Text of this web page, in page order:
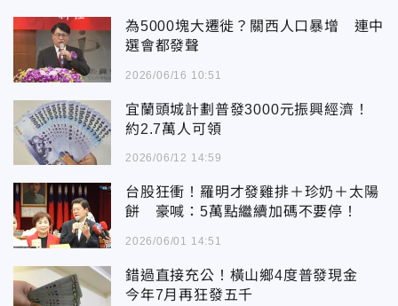
為5000塊大遷徙？關西人口暴增 連中
選會都發聲
2026/06/16 10:51
宜蘭頭城計劃普發3000元振興經濟！
約2.7萬人可領
2026/06/12 14:59
台股狂衝！羅明才發雞排＋珍奶＋太陽
餅 豪喊：5萬點繼續加碼不要停！
2026/06/01 14:51
錯過直接充公！橫山鄉4度普發現金
今年7月再狂發五千